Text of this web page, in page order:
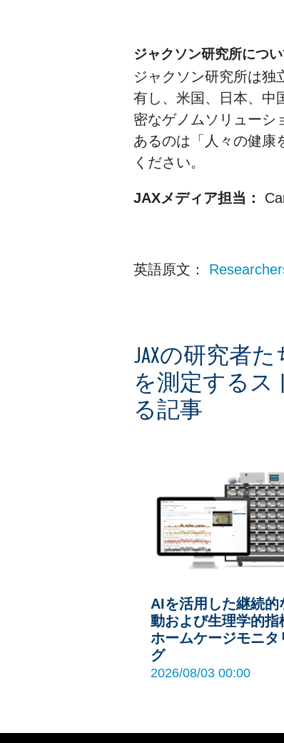
ジャクソン研究所につ
ジャクソン研究所は独
有し、米国、日本、中
密なゲノムソリューシ
あるのは「人々の健康
ください。
JAXメディア担当：
英語原文：
JAXの研究者
を測定するス
る記事
AIを活用した継続的
動および生理学的指
ホームケージモニタ
グ
2026/08/03 00:00